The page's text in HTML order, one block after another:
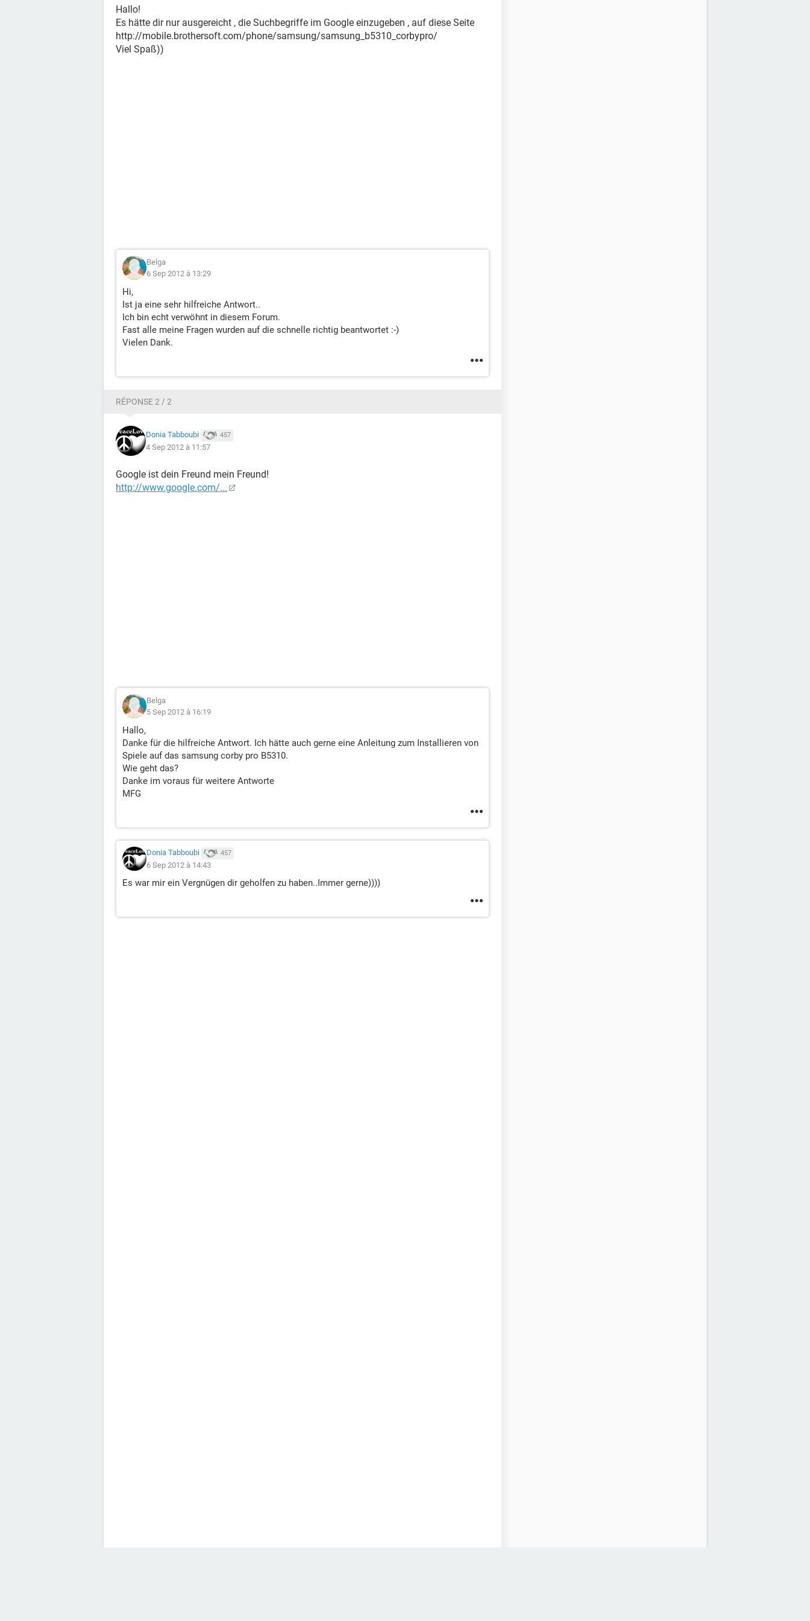
Hallo!
Es hätte dir nur ausgereicht , die Suchbegriffe im Google einzugeben , auf diese Seite
http://mobile.brothersoft.com/phone/samsung/samsung_b5310_corbypro/
Viel Spaß))
Belga
6 Sep 2012 à 13:29
Hi,
Ist ja eine sehr hilfreiche Antwort..
Ich bin echt verwöhnt in diesem Forum.
Fast alle meine Fragen wurden auf die schnelle richtig beantwortet :-)
Vielen Dank.
RÉPONSE 2 / 2
Donia Tabboubi 457
4 Sep 2012 à 11:57
Google ist dein Freund mein Freund!
http://www.google.com/...
Belga
5 Sep 2012 à 16:19
Hallo,
Danke für die hilfreiche Antwort. Ich hätte auch gerne eine Anleitung zum Installieren von
Spiele auf das samsung corby pro B5310.
Wie geht das?
Danke im voraus für weitere Antworte
MFG
Donia Tabboubi 457
6 Sep 2012 à 14:43
Es war mir ein Vergnügen dir geholfen zu haben..Immer gerne))))